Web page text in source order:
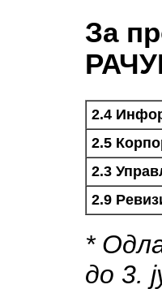
За
2.4
2.5
2.3
2.9
*
до 3.